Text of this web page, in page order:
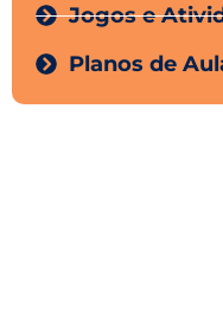
Jogos e
Planos de